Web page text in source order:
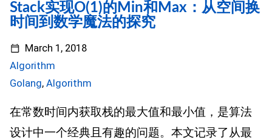
Stack实现O(1)的Min和Max：从空间换
时间到数学魔法的探究
March 1, 2018
Algorithm
Golang, Algorithm
在常数时间内获取栈的最大值和最小值，是算法
设计中一个经典且有趣的问题。本文记录了从最